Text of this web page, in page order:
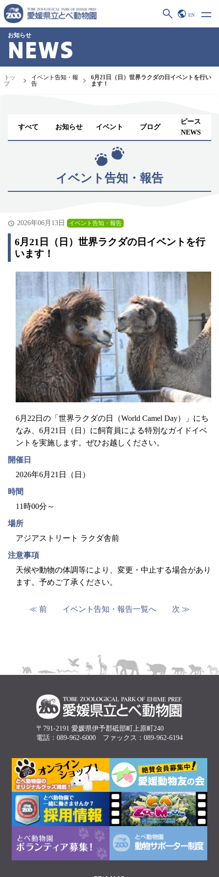
EN
お知らせ
NEWS
トッ
プ
イベント告知・報
告
6月21日（日）世界ラクダの日イベントを行い
ます！
すべて お知らせ イベント ブログ
ピース
NEWS
イベント告知・報告
2026年06月13日 イベント告知・報告
6月21日（日）世界ラクダの日イベントを行
います！
6月22日の「世界ラクダの日（World Camel Day）」にち
なみ、6月21日（日）に飼育員による特別なガイドイベ
ントを実施します。ぜひお越しください。
開催日
2026年6月21日（日）
時間
11時00分～
場所
アジアストリート ラクダ舎前
注意事項
天候や動物の体調等により、変更・中止する場合があり
ます。予めご了承ください。
≪ 前 イベント告知・報告一覧へ 次 ≫
〒791-2191 愛媛県伊予郡砥部町上原町240
電話：089-962-6000 ファックス：089-962-6194